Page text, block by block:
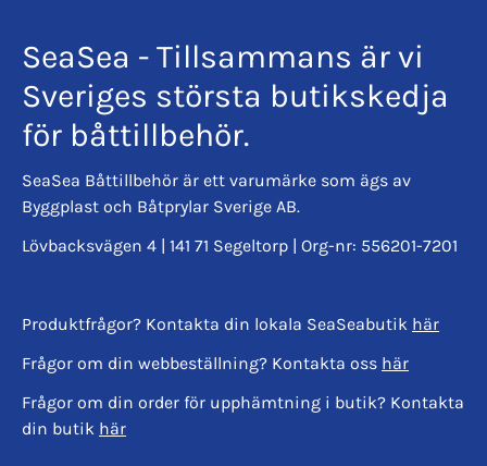
SeaSea - Tillsammans är vi
Sveriges största butikskedja
för båttillbehör.
SeaSea Båttillbehör är ett varumärke som ägs av
Byggplast och Båtprylar Sverige AB.
Lövbacksvägen 4 | 141 71 Segeltorp | Org-nr: 556201-7201
Produktfrågor? Kontakta din lokala SeaSeabutik här
Frågor om din webbeställning? Kontakta oss här
Frågor om din order för upphämtning i butik? Kontakta
din butik här